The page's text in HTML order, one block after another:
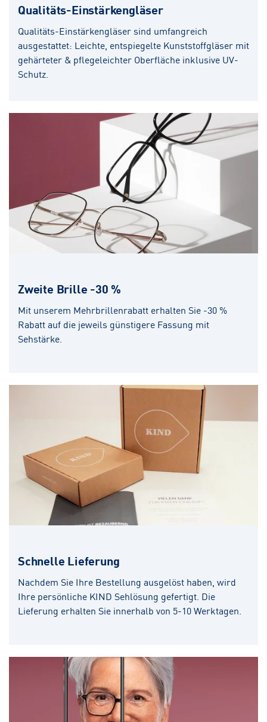
Qualitäts-Einstärkengläser
Qualitäts-Einstärkengläser sind umfangreich
ausgestattet: Leichte, entspiegelte Kunststoffgläser mit
gehärteter & pflegeleichter Oberfläche inklusive UV-
Schutz.
Zweite Brille -30 %
Mit unserem Mehrbrillenrabatt erhalten Sie -30 %
Rabatt auf die jeweils günstigere Fassung mit
Sehstärke.
Schnelle Lieferung
Nachdem Sie Ihre Bestellung ausgelöst haben, wird
Ihre persönliche KIND Sehlösung gefertigt. Die
Lieferung erhalten Sie innerhalb von 5-10 Werktagen.